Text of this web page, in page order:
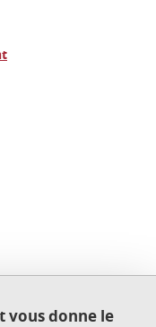
vous donne le